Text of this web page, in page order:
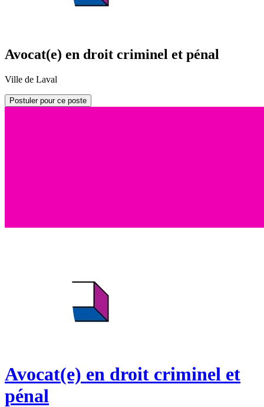
Avocat(e) en droit criminel et pénal
Ville de Laval
Postuler pour ce poste
Avocat(e) en droit criminel et
pénal